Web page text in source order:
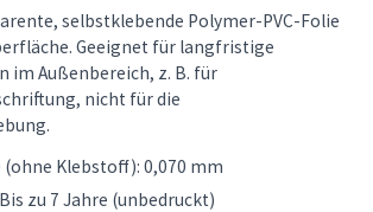
selbstklebende Polymer-PVC-Folie
Geeignet für langfristige
im Außenbereich, z. B. für
nicht für die
Klebstoff): 0,070 mm
zu 7 Jahre (unbedruckt)